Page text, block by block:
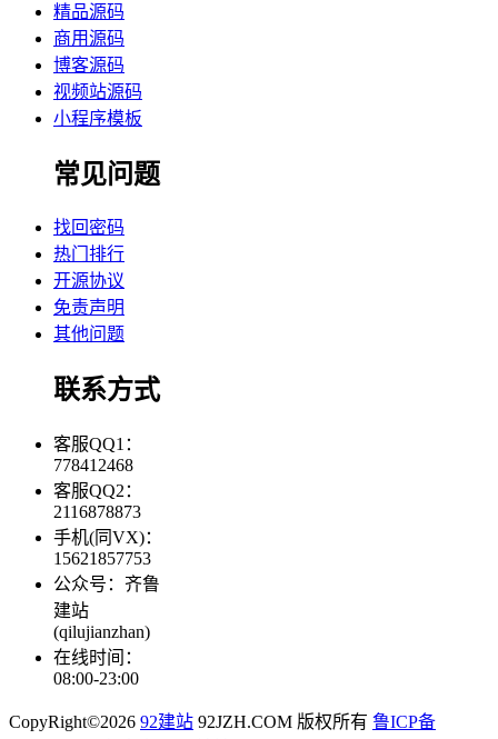
精品源码
商用源码
博客源码
视频站源码
小程序模板
常见问题
找回密码
热门排行
开源协议
免责声明
其他问题
联系方式
客服QQ1：
778412468
客服QQ2：
2116878873
手机(同VX)：
15621857753
公众号：齐鲁
建站
(qilujianzhan)
在线时间：
08:00-23:00
CopyRight©2026 92建站 92JZH.COM 版权所有 鲁ICP备